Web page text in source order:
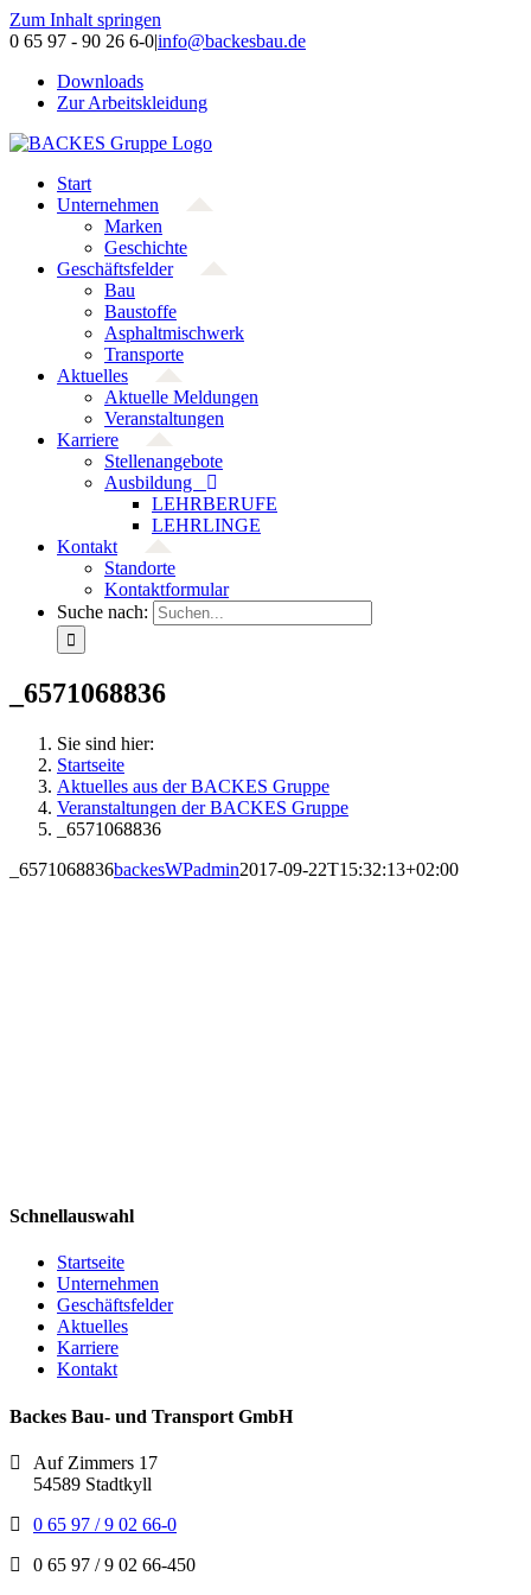
Zum Inhalt springen
0 65 97 - 90 26 6-0|info@backesbau.de
Downloads
Zur Arbeitskleidung
Start
Unternehmen
Marken
Geschichte
Geschäftsfelder
Bau
Baustoffe
Asphaltmischwerk
Transporte
Aktuelles
Aktuelle Meldungen
Veranstaltungen
Karriere
Stellenangebote
Ausbildung
LEHRBERUFE
LEHRLINGE
Kontakt
Standorte
Kontaktformular
Suche nach:
_6571068836
Sie sind hier:
Startseite
Aktuelles aus der BACKES Gruppe
Veranstaltungen der BACKES Gruppe
_6571068836
_6571068836backesWPadmin2017-09-22T15:32:13+02:00
Schnellauswahl
Startseite
Unternehmen
Geschäftsfelder
Aktuelles
Karriere
Kontakt
Backes Bau- und Transport GmbH
Auf Zimmers 17
54589 Stadtkyll
0 65 97 / 9 02 66-0
0 65 97 / 9 02 66-450